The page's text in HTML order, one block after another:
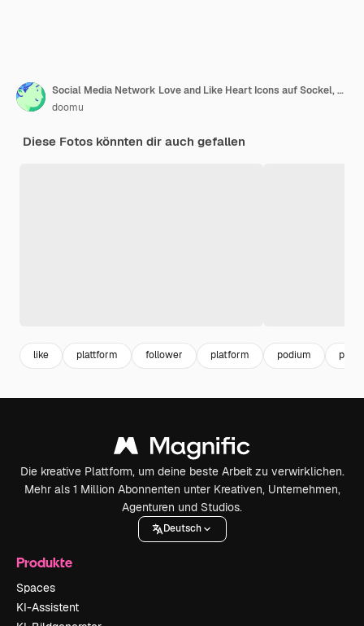
Social Media Network Love and Like Heart Icons auf Sockel, Bühne, Podium oder Säule auf grünem Hintergrund. 3D-Rendering
doomu
Diese Fotos könnten dir auch gefallen
like plattform follower platform podium
Die kreative Plattform, um deine beste Arbeit zu verwirklichen.
Mehr als 1 Million Abonnenten unter Kreativen, Unternehmen,
Agenturen und Studios.
Deutsch
Produkte
Spaces
KI-Assistent